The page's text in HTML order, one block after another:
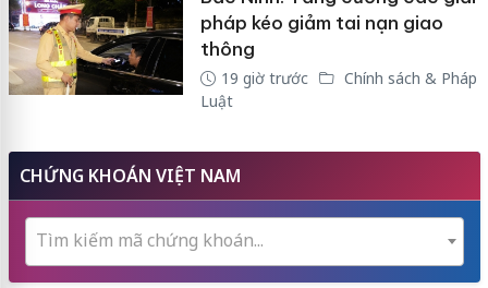
pháp kéo giảm tai nạn giao
thông
19 giờ trước
Chính sách & Pháp
Luật
CHỨNG KHOÁN VIỆT NAM
Tìm kiếm mã chứng khoán...